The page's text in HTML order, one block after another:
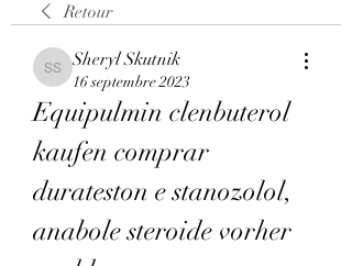
Retour
Sheryl Skutnik
Sheryl Skutnik
16 septembre 2023
Equipulmin clenbuterol
kaufen comprar
durateston e stanozolol,
anabole steroide vorher